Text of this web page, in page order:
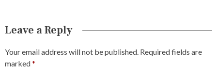
Leave a Reply
Your email address will not be published. Required fields are
marked*